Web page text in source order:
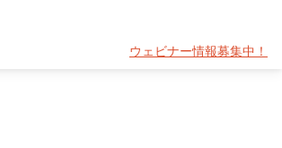
ウェビナー情報募集中！